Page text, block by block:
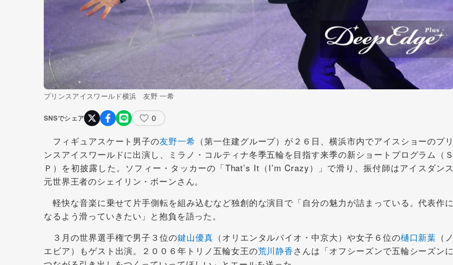
プリンスアイスワールド横浜 友野 一希
SNSでシェア 0
フィギュアスケート男子の友野一希 （第一住建グループ）が２６日、横浜市内でアイスショーのプリ
ンスアイスワールドに出演し、ミラノ・コルティナ冬季五輪を目指す来季の新ショートプログラム（Ｓ
Ｐ）を初披露した。ソフィー・タッカーの「That’s It（I’m Crazy）」で滑り、振付師はアイスダンス
元世界王者のシェイリン・ボーンさん。
軽快な音楽に乗せて片手側転を組み込むなど独創的な演目で「自分の魅力が詰まっている。代表作に
なるよう滑っていきたい」と抱負を語った。
３月の世界選手権で男子３位の鍵山優真 （オリエンタルバイオ・中京大）や女子６位の樋口新葉 （ノ
エビア）もゲスト出演。２００６年トリノ五輪女王の荒川静香さんは「オフシーズンで五輪シーズンに